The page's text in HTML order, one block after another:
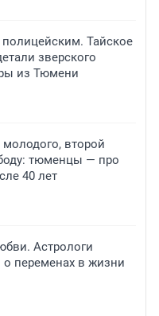
Тайское
зверского
из Тюмени
второй
тюменцы — про
40 лет
Астрологи
переменах в жизни